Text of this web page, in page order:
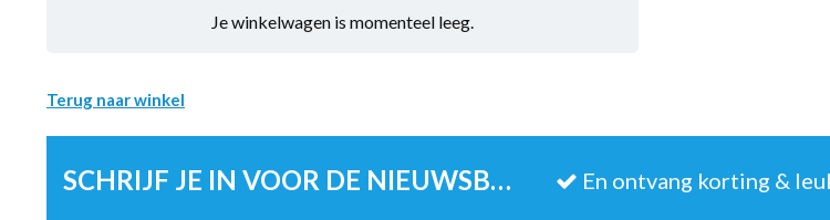
Je winkelwagen is momenteel leeg.
Terug naar winkel
SCHRIJF JE IN VOOR DE NIEUWSBRIEF En ontvang korting &